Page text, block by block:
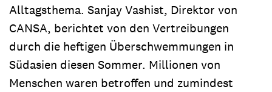
Alltagsthema. Sanjay Vashist, Direktor von
CANSA, berichtet von den Vertreibungen
durch die heftigen Überschwemmungen in
Südasien diesen Sommer. Millionen von
Menschen waren betroffen und zumindest